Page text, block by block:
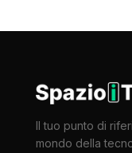
Il tuo punto di
mondo della